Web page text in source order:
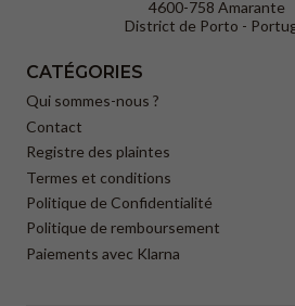
4600-758 Amarante
District de Porto -
CATÉGORIES
Qui sommes-nous ?
Contact
Registre des plaintes
Termes et conditions
Politique de Confidentialité
Politique de remboursement
Paiements avec Klarna